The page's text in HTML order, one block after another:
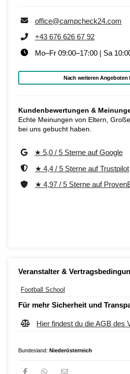
office@campcheck24.com
+43 676 626 67 92
Mo–Fr 09:00–17:00 | Sa
Nach weiteren Angeboten
Kundenbewertungen &
Echte Meinungen von Eltern,
bei uns gebucht haben.
★ 5,0 / 5 Sterne auf Google
★ 4,4 / 5 Sterne auf Trustpilot
★ 4,97 / 5 Sterne auf
Veranstalter &
Football School
Für mehr Sicherheit und
Hier findest du die AGB des
Bundesland: Niederösterreich